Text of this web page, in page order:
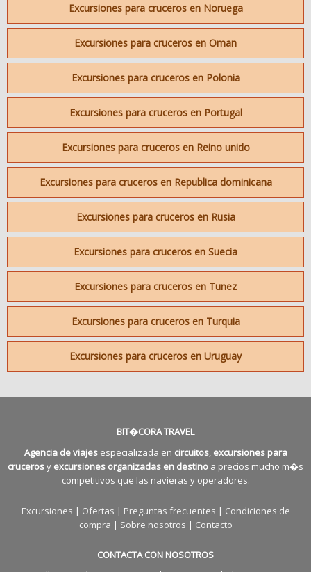
Excursiones para cruceros en Noruega
Excursiones para cruceros en Oman
Excursiones para cruceros en Polonia
Excursiones para cruceros en Portugal
Excursiones para cruceros en Reino unido
Excursiones para cruceros en Republica dominicana
Excursiones para cruceros en Rusia
Excursiones para cruceros en Suecia
Excursiones para cruceros en Tunez
Excursiones para cruceros en Turquia
Excursiones para cruceros en Uruguay
BIT�CORA TRAVEL
Agencia de viajesespecializada en circuitos, excursiones para
crucerosy excursiones organizadas en destino a precios mucho m�s
competitivos que las navieras y operadores.
Excursiones | Ofertas | Preguntas frecuentes | Condiciones de
compra | Sobre nosotros | Contacto
CONTACTA CON NOSOTROS